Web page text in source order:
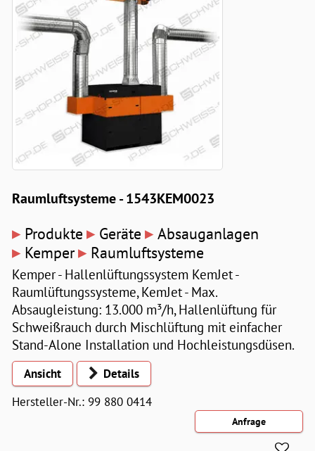
Raumluftsysteme - 1543KEM0023
▸ Produkte ▸ Geräte ▸ Absauganlagen
▸ Kemper▸ Raumluftsysteme
Kemper - Hallenlüftungssystem KemJet -
Raumlüftungssysteme, KemJet - Max.
Absaugleistung: 13.000 m³/h, Hallenlüftung für
Schweißrauch durch Mischlüftung mit einfacher
Stand-Alone Installation und Hochleistungsdüsen.
Ansicht
Details
Hersteller-Nr.: 99 880 0414